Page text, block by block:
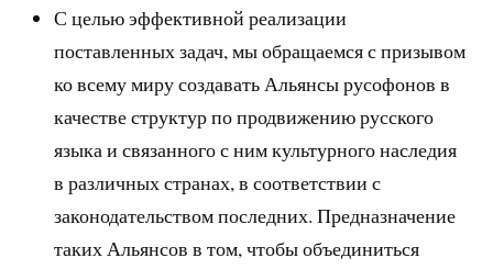
С целью эффективной реализации
поставленных задач, мы обращаемся с призывом
ко всему миру создавать Альянсы русофонов в
качестве структур по продвижению русского
языка и связанного с ним культурного наследия
в различных странах, в соответствии с
законодательством последних. Предназначение
таких Альянсов в том, чтобы объединиться